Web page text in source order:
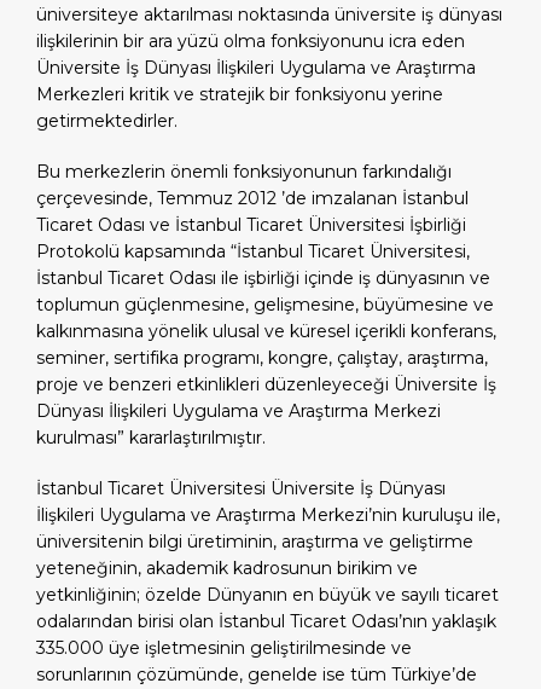
üniversiteye aktarılması noktasında üniversite iş dünyası
ilişkilerinin bir ara yüzü olma fonksiyonunu icra eden
Üniversite İş Dünyası İlişkileri Uygulama ve Araştırma
Merkezleri kritik ve stratejik bir fonksiyonu yerine
getirmektedirler.
Bu merkezlerin önemli fonksiyonunun farkındalığı
çerçevesinde, Temmuz 2012 ’de imzalanan İstanbul
Ticaret Odası ve İstanbul Ticaret Üniversitesi İşbirliği
Protokolü kapsamında “İstanbul Ticaret Üniversitesi,
İstanbul Ticaret Odası ile işbirliği içinde iş dünyasının ve
toplumun güçlenmesine, gelişmesine, büyümesine ve
kalkınmasına yönelik ulusal ve küresel içerikli konferans,
seminer, sertifika programı, kongre, çalıştay, araştırma,
proje ve benzeri etkinlikleri düzenleyeceği Üniversite İş
Dünyası İlişkileri Uygulama ve Araştırma Merkezi
kurulması” kararlaştırılmıştır.
İstanbul Ticaret Üniversitesi Üniversite İş Dünyası
İlişkileri Uygulama ve Araştırma Merkezi’nin kuruluşu ile,
üniversitenin bilgi üretiminin, araştırma ve geliştirme
yeteneğinin, akademik kadrosunun birikim ve
yetkinliğinin; özelde Dünyanın en büyük ve sayılı ticaret
odalarından birisi olan İstanbul Ticaret Odası’nın yaklaşık
335.000 üye işletmesinin geliştirilmesinde ve
sorunlarının çözümünde, genelde ise tüm Türkiye’de